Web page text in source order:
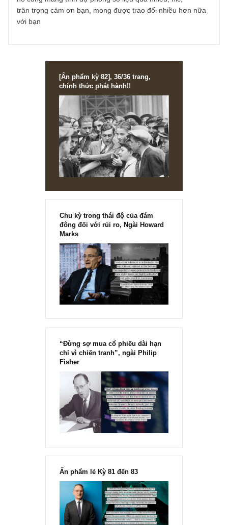
dương quý
chúng ta thực hành, vòng tròn hiểu biết thôi ạ. Nếu bạn
muốn trao đổi thêm thì có thể kết bạn qua zalo của mình
qua sđt: 0966 251 749
Phượng
03/05/2019 at 8:53 AM
Cảm ơn Bạn Dương Quý rất nhiều nhé, mình có đọc các
bình luận của bạn trong phần thảo luận của S.A.F.E Team
và thấy kiến thức, góc nhìn của bạn rất sâu sắc, mình đã
hơn nữa trong tương lai,
Hưng
Mình nghĩ bạn nên tìm hiểu thêm về phương pháp 4M
Phil Town, dễ hình dung hơn.
Phượng
03/05/2019 at 8:50 AM
Cảm ơn gợi ý của bạn Hưng, mình cũng đã đọc phương
pháp 4M của ngài Phill Town, mình thấy rất hay, dễ hiểu
hữu dụng, song mình lại nghi ngờ về phương pháp định
nó cũng mang tính dự phóng số liệu quá nhiều, hic,
trân trọng cảm ơn bạn, mong được trao đổi nhiều hơn
[Ấn phẩm kỳ 82], 36/36 trang,
chính thức phát hành!!